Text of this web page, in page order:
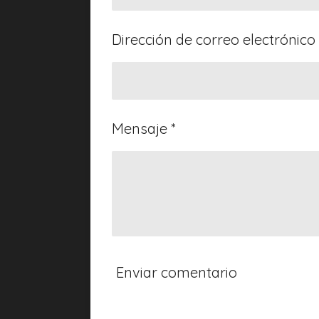
Dirección de correo electrónico
Mensaje *
Enviar comentario